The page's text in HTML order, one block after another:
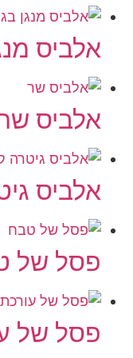
אלביס
אלביס
אלביס
פסל של
פסל של